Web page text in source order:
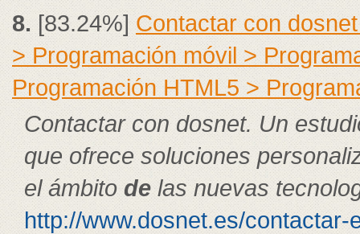
8.[83.24%]Contactar con
> Programación móvil >
Programación HTML5 >
Contactar con dosnet. Un
que ofrece soluciones
el ámbito delas nuevas
http://www.dosnet.es/contactar-